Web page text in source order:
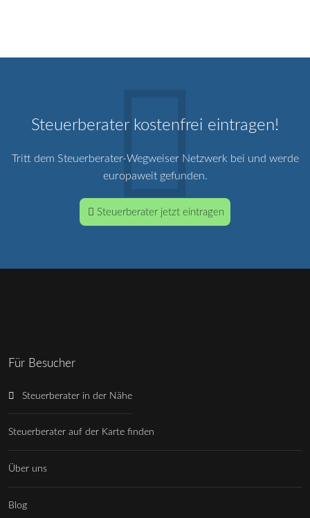
Steuerberater kostenfrei eintragen!
Tritt dem Steuerberater-Wegweiser Netzwerk bei und werde
europaweit gefunden.
Steuerberater jetzt eintragen
Für Besucher
Steuerberater in der Nähe
Steuerberater auf der Karte finden
Über uns
Blog